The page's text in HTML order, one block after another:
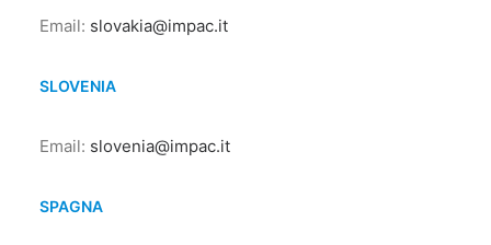
Email: slovakia@impac.it
SLOVENIA
Email: slovenia@impac.it
SPAGNA